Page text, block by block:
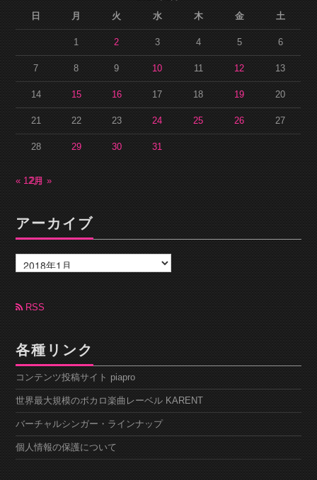
日
月 火 水 木 金 土
1 2 3 4 5 6
7 8 9 10 11 12 13
14 15 16 17 18 19 20
21 22 23 24 25 26 27
28 29 30 31
« 12月2月 »
アーカイブ
ー
カ
ブRSS
各種リンク
コンテンツ投稿サイト piapro
世界最大規模のボカロ楽曲レーベル KARENT
バーチャルシンガー・ラインナップ
個人情報の保護について